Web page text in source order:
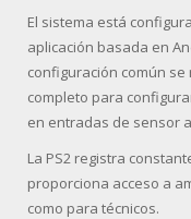
El sistema está
aplicación basada en
configuración común se
completo para
en entradas de sensor
La PS2 registra
proporciona acceso a
como para técnicos.